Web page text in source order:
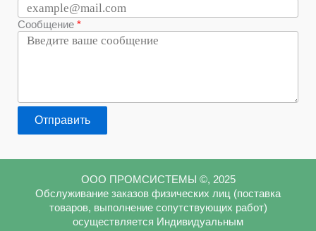
Сообщение
Отправить
ООО ПРОМСИСТЕМЫ ©, 2025
Обслуживание заказов физических лиц (поставка
товаров, выполнение сопутствующих работ)
осуществляется Индивидуальным